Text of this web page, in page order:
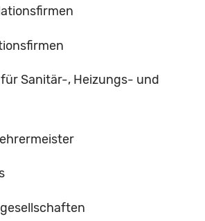
Sanitär-, Heizungs- und